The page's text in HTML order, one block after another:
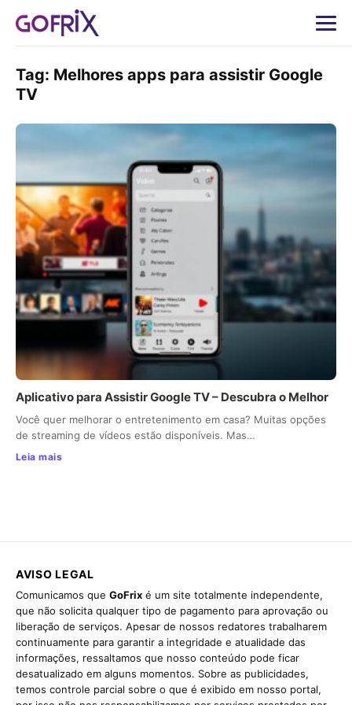
Tag: Melhores apps para assistir Google
TV
Aplicativo para Assistir Google TV – Descubra o Melhor
Você quer melhorar o entretenimento em casa? Muitas opções
de streaming de vídeos estão disponíveis. Mas…
Leia mais
AVISO LEGAL
Comunicamos que GoFrix é um site totalmente independente,
que não solicita qualquer tipo de pagamento para aprovação ou
liberação de serviços. Apesar de nossos redatores trabalharem
continuamente para garantir a integridade e atualidade das
informações, ressaltamos que nosso conteúdo pode ficar
desatualizado em alguns momentos. Sobre as publicidades,
temos controle parcial sobre o que é exibido em nosso portal,